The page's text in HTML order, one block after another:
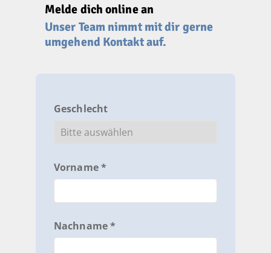
Melde dich online an
Unser Team nimmt mit dir gerne
umgehend Kontakt auf.
Geschlecht
Vorname *
Nachname *